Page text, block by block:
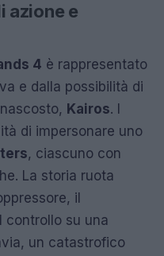
azione e
4 è rappresentato
e dalla possibilità di
Kairos. I
di impersonare uno
, ciascuno con
La storia ruota
il
controllo su una
un catastrofico